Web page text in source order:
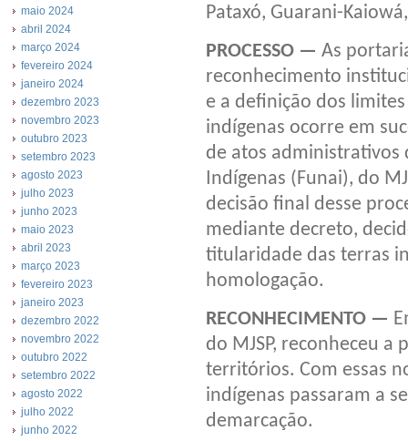
maio 2024
abril 2024
março 2024
fevereiro 2024
janeiro 2024
dezembro 2023
novembro 2023
outubro 2023
setembro 2023
agosto 2023
julho 2023
junho 2023
maio 2023
abril 2023
março 2023
fevereiro 2023
janeiro 2023
dezembro 2022
novembro 2022
outubro 2022
setembro 2022
agosto 2022
julho 2022
junho 2022
Pataxó, Guarani-
PROCESSO — As
reconhecimento
e a definição dos
indígenas ocorre em
de atos administrativos
Indígenas (Funai), do
decisão final desse
mediante decreto,
titularidade das terras
homologação.
RECONHECIMENTO —
do MJSP, reconheceu a
territórios. Com essas
indígenas passaram a
demarcação.